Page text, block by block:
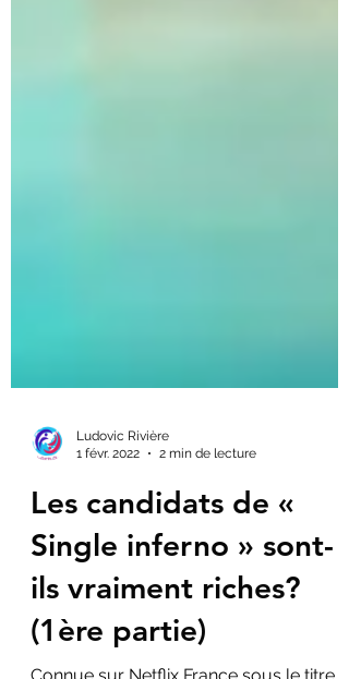
2 min de lecture
Les candidats de «
Single inferno » sont-
ils vraiment riches?
(1ère partie)